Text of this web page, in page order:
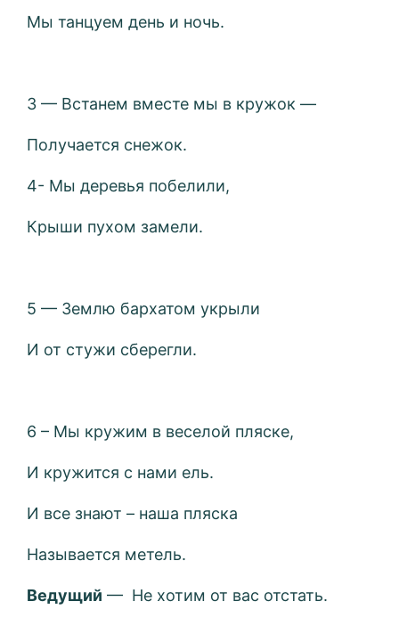
Мы танцуем день и ночь.
3 — Встанем вместе мы в кружок —
Получается снежок.
4- Мы деревья побелили,
Крыши пухом замели.
5 — Землю бархатом укрыли
И от стужи сберегли.
6 – Мы кружим в веселой пляске,
И кружится с нами ель.
И все знают – наша пляска
Называется метель.
Ведущий — Не хотим от вас отстать.